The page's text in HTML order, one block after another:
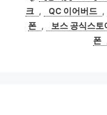
크 , QC 이어버드 ,
폰 , 보스 공식스토
폰